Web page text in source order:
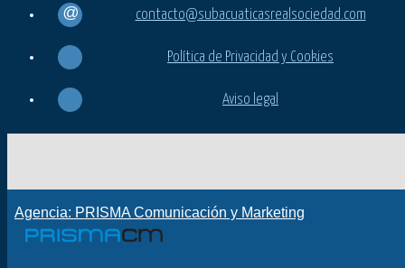
contacto@subacuaticasrealsociedad.com
Política de Privacidad y Cookies
Aviso legal
Agencia: PRISMA Comunicación y Marketing